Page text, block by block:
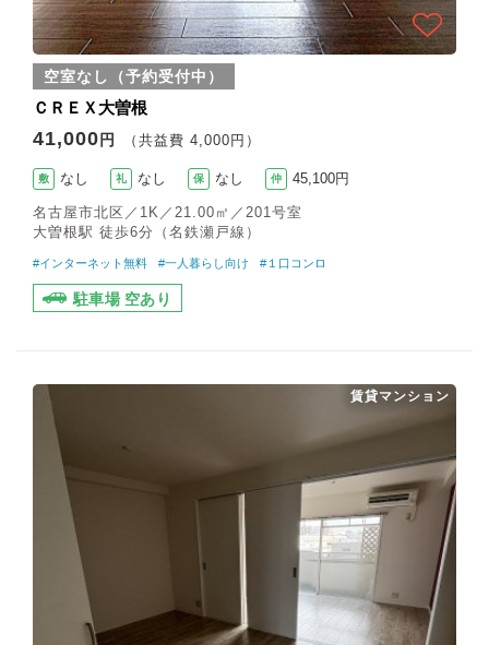
空室なし（予約受付中）
ＣＲＥＸ大曽根
41,000 円 （共益費 4,000円）
敷 なし 礼 なし 保 なし 仲 45,100円
名古屋市北区／1K／21.00㎡／201号室
大曽根駅 徒歩6分（名鉄瀬戸線）
#インターネット無料 #一人暮らし向け #１口コンロ
駐車場 空あり
賃貸マンション